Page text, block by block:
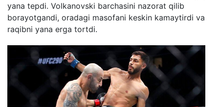
yana tepdi. Volkanovski barchasini nazorat qilib
borayotgandi, oradagi masofani keskin kamaytirdi va
raqibni yana erga tortdi.